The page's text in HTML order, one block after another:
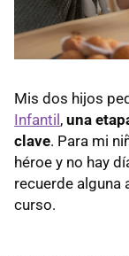
Mis dos hijos
Infantil, una
clave. Para mi
héroe y no hay
recuerde alguna
curso.